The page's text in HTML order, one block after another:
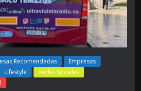
Recomendadas
Empresas
Lifestyle
Redes Sociales